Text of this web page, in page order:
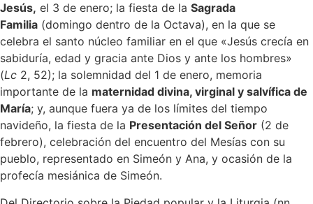
Jesús, el 3 de enero; la fiesta de la Sagrada
Familia (domingo dentro de la Octava), en la que se
celebra el santo núcleo familiar en el que «Jesús crecía en
sabiduría, edad y gracia ante Dios y ante los hombres»
(Lc 2, 52); la solemnidad del 1 de enero, memoria
importante de la maternidad divina, virginal y salvífica de
María; y, aunque fuera ya de los límites del tiempo
navideño, la fiesta de la Presentación del Señor (2 de
febrero), celebración del encuentro del Mesías con su
pueblo, representado en Simeón y Ana, y ocasión de la
profecía mesiánica de Simeón.